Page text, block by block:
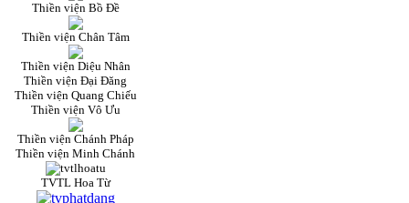
Thiền viện Bồ Đề
Thiền viện Chân Tâm
Thiền viện Diệu Nhân
Thiền viện Đại Đăng
Thiền viện Quang Chiếu
Thiền viện Vô Ưu
Thiền viện Chánh Pháp
Thiền viện Minh Chánh
TVTL Hoa Từ